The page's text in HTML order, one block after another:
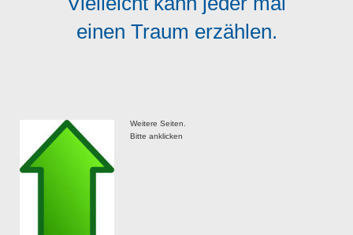
einen Traum erzählen.
Weitere Seiten.
Bitte anklicken